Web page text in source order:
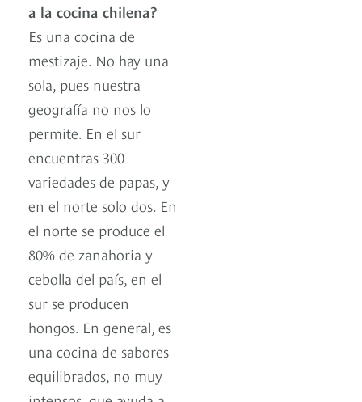
a la cocina chilena?
Es una cocina de
mestizaje. No hay una
sola, pues nuestra
geografía no nos lo
permite. En el sur
encuentras 300
variedades de papas, y
en el norte solo dos. En
el norte se produce el
80% de zanahoria y
cebolla del país, en el
sur se producen
hongos. En general, es
una cocina de sabores
equilibrados, no muy